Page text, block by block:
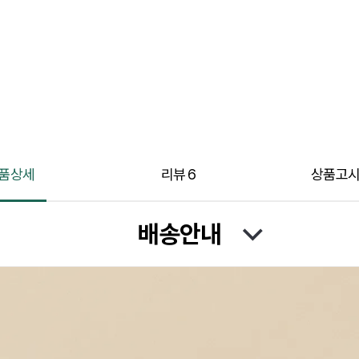
상세 리뷰6 상품고
배송안내